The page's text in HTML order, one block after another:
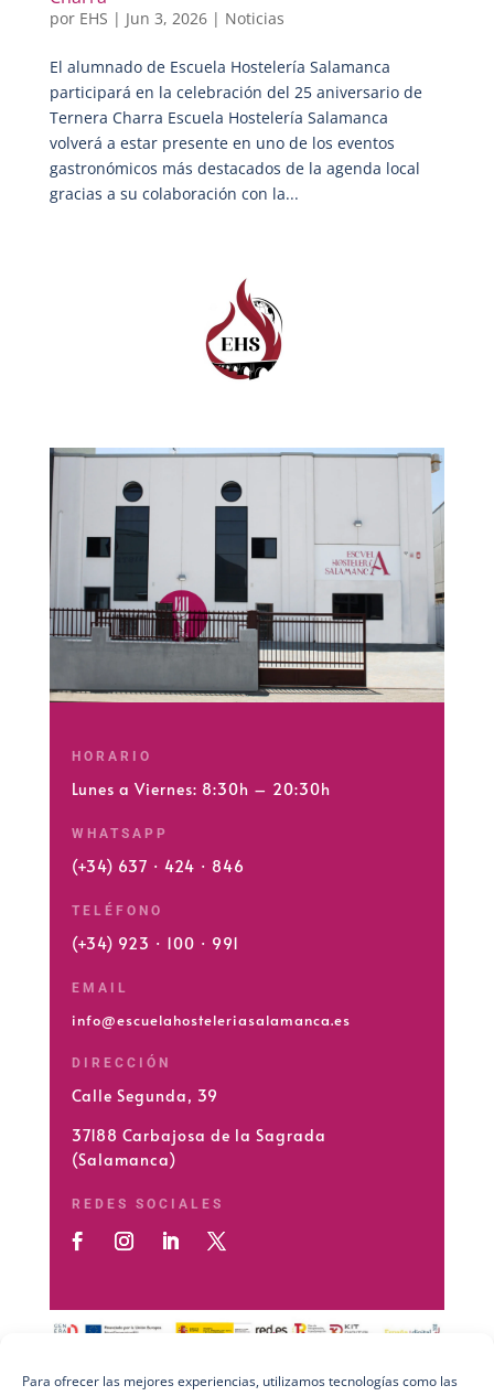
Para ofrecer las mejores experiencias, utilizamos tecnologías como las
por EHS | Jun 3, 2026| Noticias
El alumnado de Escuela Hostelería Salamanca
participará en la celebración del 25 aniversario de
Ternera Charra Escuela Hostelería Salamanca
volverá a estar presente en uno de los eventos
gastronómicos más destacados de la agenda local
gracias a su colaboración con la...
HORARIO
Lunes a Viernes: 8:30h – 20:30h
WHATSAPP
(+34) 637 · 424 · 846
TELÉFONO
(+34) 923 · 100 · 991
EMAIL
info@escuelahosteleriasalamanca.es
DIRECCIÓN
Calle Segunda, 39
37188 Carbajosa de la Sagrada
(Salamanca)
REDES SOCIALES